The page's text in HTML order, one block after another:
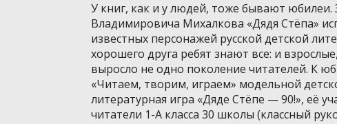
У книг, как и у людей, тоже бывают
Владимировича Михалкова «Дядя Стёпа»
известных персонажей русской детской
хорошего друга ребят знают все: и
выросло не одно поколение читателей. К
«Читаем, творим, играем» модельной
литературная игра «Дяде Стёпе — 90!», её
читатели 1-А класса 30 школы (классный